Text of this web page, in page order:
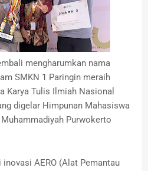
mengharumkan nama
SMKN 1 Paringin meraih
Karya Tulis Ilmiah Nasional
digelar Himpunan Mahasiswa
Purwokerto
AERO (Alat Pemantau